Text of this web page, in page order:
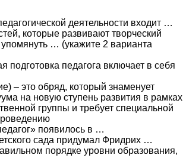
деятельности входит …
которые развивают творческий
упомянуть … (укажите 2 варианта
подготовка педагога включает в себя
– это обряд, который знаменует
на новую ступень развития в рамках
группы и требует специальной
появилось в …
сада придумал Фридрих …
порядке уровни образования,